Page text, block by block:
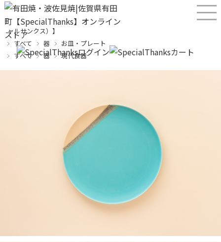
産直！有田焼、波佐見焼オンラインショップ【SPECIALTHANKS（スペシ
ャルサンクス）】
すべて
器
お皿・プレート
すべて
器 現代食器